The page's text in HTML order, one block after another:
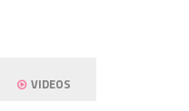
VIDEOS